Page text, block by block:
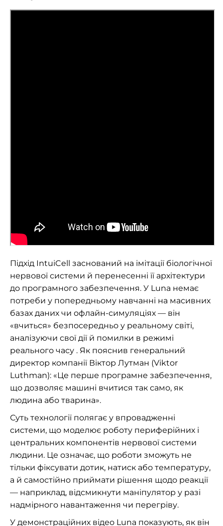
Підхід IntuiCell заснований на імітації біологічної
нервової системи й перенесенні її архітектури
до програмного забезпечення. У Luna немає
потреби у попередньому навчанні на масивних
базах даних чи офлайн-симуляціях — він
«вчиться» безпосередньо у реальному світі,
аналізуючи свої дії й помилки в режимі
реального часу . Як пояснив генеральний
директор компанії Віктор Лутман (Viktor
Luthman): «Це перше програмне забезпечення,
що дозволяє машині вчитися так само, як
людина або тварина».
Суть технології полягає у впровадженні
системи, що моделює роботу периферійних і
центральних компонентів нервової системи
людини. Це означає, що роботи зможуть не
тільки фіксувати дотик, натиск або температуру,
а й самостійно приймати рішення щодо реакції
— наприклад, відсмикнути маніпулятор у разі
надмірного навантаження чи перегріву.
У демонстраційних відео Luna показують, як він